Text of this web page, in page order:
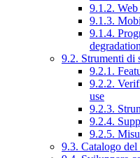
9.1.2. Web
9.1.3.
9.1.4.
degradation
9.2. Strumenti di
9.2.1.
9.2.2.
use
9.2.3.
9.2.4.
9.2.5.
9.3. Catalogo del